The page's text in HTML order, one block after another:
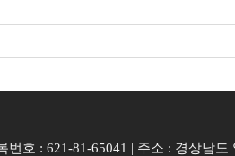
호 : 621-81-65041 | 주소 : 경상남도